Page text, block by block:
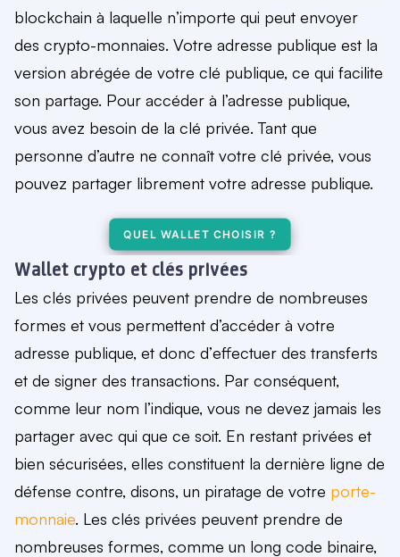
blockchain à laquelle n’importe qui peut envoyer
des crypto-monnaies. Votre adresse publique est la
version abrégée de votre clé publique, ce qui facilite
son partage. Pour accéder à l’adresse publique,
vous avez besoin de la clé privée.Tant que
personne d’autre ne connaît votre clé privée, vous
pouvez partager librement votre adresse publique.
QUEL WALLET CHOISIR ?
Wallet crypto et clés privées
Les clés privées peuvent prendre de nombreuses
formes et vous permettent d’accéder à votre
adresse publique, et donc d’effectuer des transferts
et de signer des transactions. Par conséquent,
comme leur nom l’indique, vous ne devez jamais les
partager avec qui que ce soit. En restant privées et
bien sécurisées, elles constituent la dernière ligne de
défense contre, disons, un piratage de votre porte-
monnaie. Les clés privées peuvent prendre de
nombreuses formes, comme un long code binaire,